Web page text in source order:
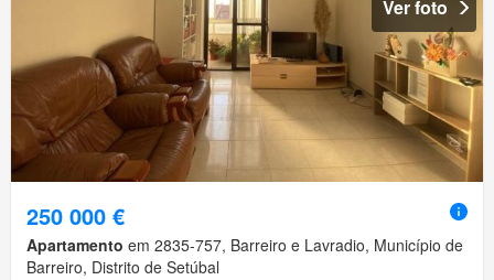
Ver foto
250 000 €
Apartamento em 2835-757, Barreiro e Lavradio, Município de
Barreiro, Distrito de Setúbal